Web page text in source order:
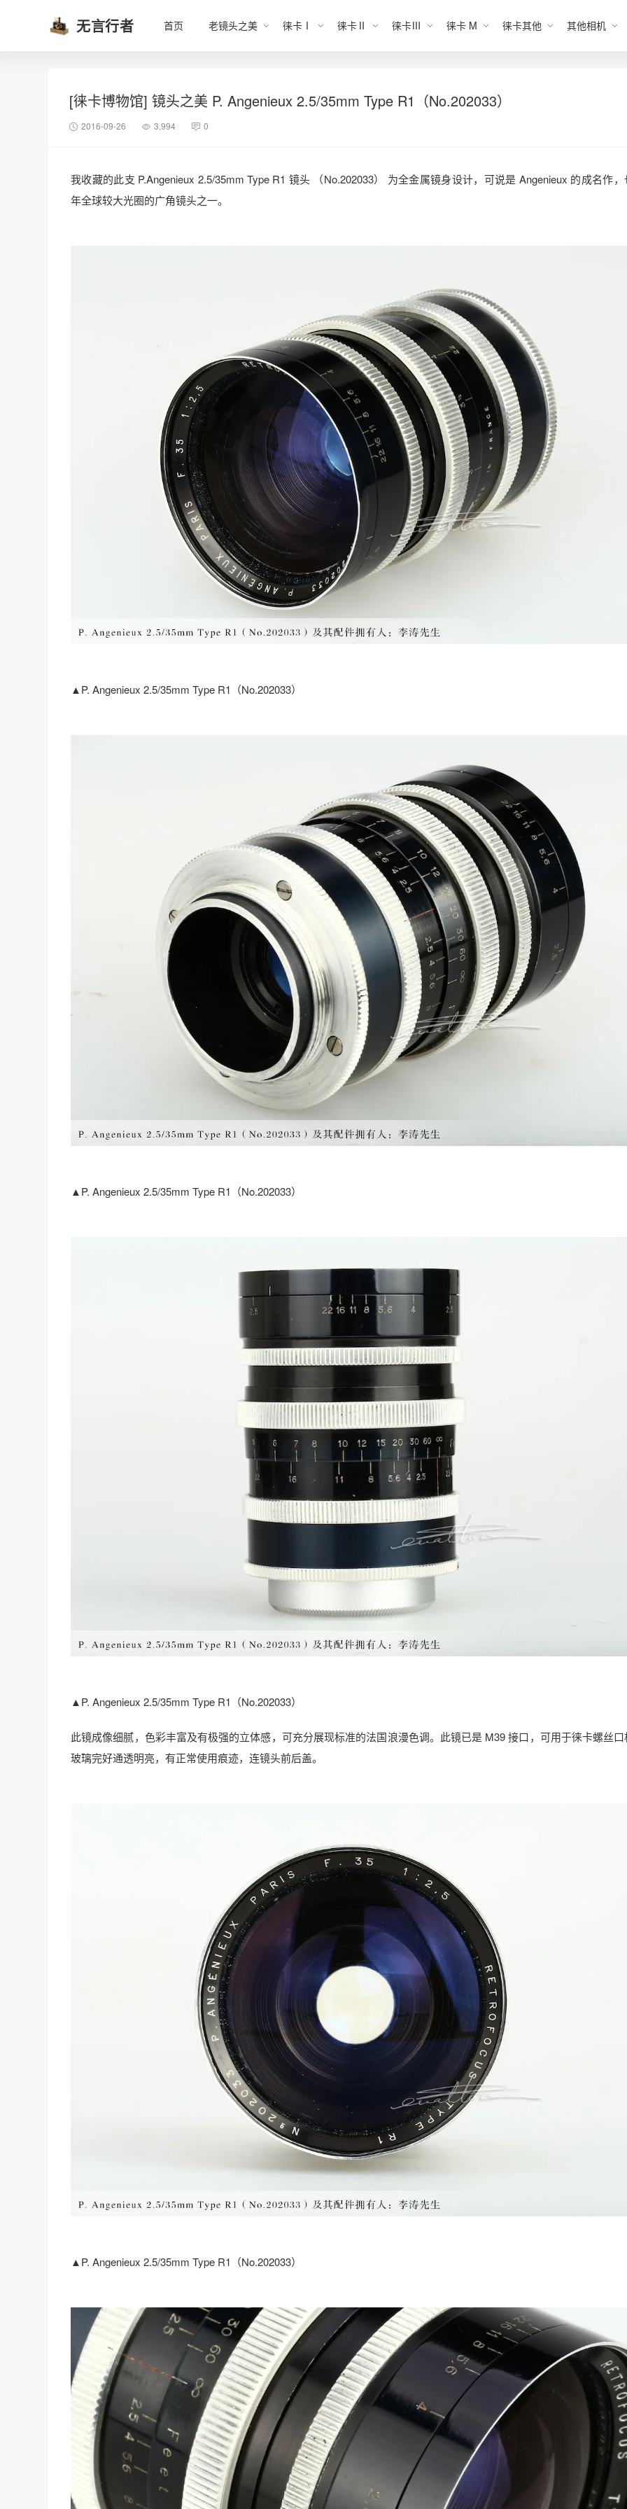
无言行者 首页 老镜头之美 徕卡Ⅰ 徕卡Ⅱ 徕卡Ⅲ 徕卡 M 徕卡其他 其他相机
[徕卡博物馆] 镜头之美 P. Angenieux 2.5/35mm Type R1（No.202033）
2016-09-26 3,994 0
我收藏的此支 P.Angenieux 2.5/35mm Type R1 镜头 （No.202033） 为全金属镜身设计，可说是 Angenieux 的成名作
年全球较大光圈的广角镜头之一。
▲P. Angenieux 2.5/35mm Type R1（No.202033）
▲P. Angenieux 2.5/35mm Type R1（No.202033）
▲P. Angenieux 2.5/35mm Type R1（No.202033）
此镜成像细腻，色彩丰富及有极强的立体感，可充分展现标准的法国浪漫色调。此镜已是 M39 接口，可用于徕卡螺丝
玻璃完好通透明亮，有正常使用痕迹，连镜头前后盖。
▲P. Angenieux 2.5/35mm Type R1（No.202033）